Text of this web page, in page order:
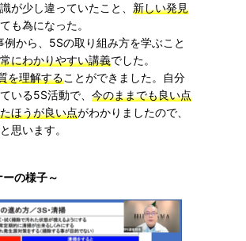
が少し違っていたこと、 新しい発見
も為になった。
例から、5Sの取り組み方を学ぶこと
にわかりやすい講義でした。
を理解することができました。自分
いる5S活動で、 今のままでも良い点
ほうが良い点がわかりましたので、
思います。
の様子～